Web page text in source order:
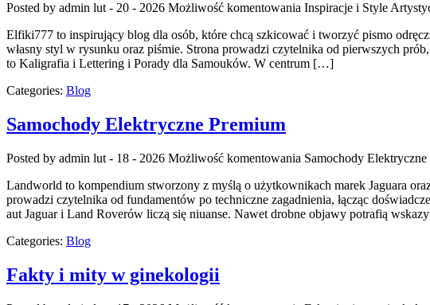
Posted by admin lut - 20 - 2026 Możliwość komentowania Inspiracje i Style
Elfiki777 to inspirujący blog dla osób, które chcą szkicować i tworzyć pismo
własny styl w rysunku oraz piśmie. Strona prowadzi czytelnika od pierwszych
to Kaligrafia i Lettering i Porady dla Samouków. W centrum […]
Categories: Blog
Samochody Elektryczne Premium
Posted by admin lut - 18 - 2026 Możliwość komentowania Samochody Elektryczne
Landworld to kompendium stworzony z myślą o użytkownikach marek Jaguara
prowadzi czytelnika od fundamentów po techniczne zagadnienia, łącząc
aut Jaguar i Land Roverów liczą się niuanse. Nawet drobne objawy potrafią
Categories: Blog
Fakty i mity w ginekologii